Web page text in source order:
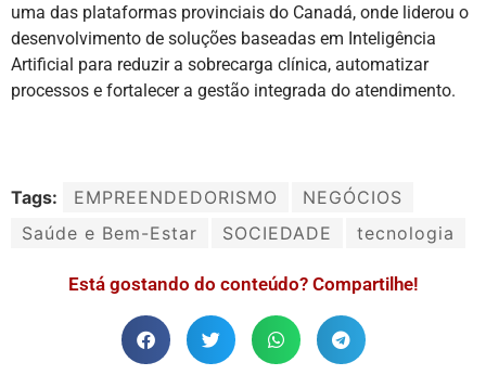
uma das plataformas provinciais do Canadá, onde liderou o
desenvolvimento de soluções baseadas em Inteligência
Artificial para reduzir a sobrecarga clínica, automatizar
processos e fortalecer a gestão integrada do atendimento.
Tags: EMPREENDEDORISMO
NEGÓCIOS
Saúde e Bem-Estar
SOCIEDADE tecnologia
Está gostando do conteúdo? Compartilhe!